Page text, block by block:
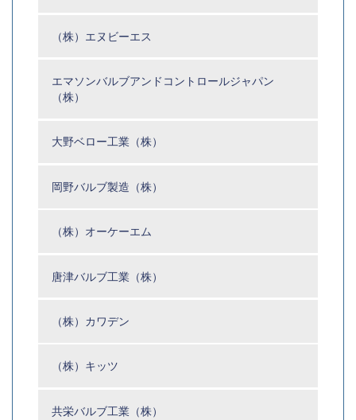
（株）エヌビーエス
エマソンバルブアンドコントロールジャパン
（株）
大野ベロー工業（株）
岡野バルブ製造（株）
（株）オーケーエム
唐津バルブ工業（株）
（株）カワデン
（株）キッツ
共栄バルブ工業（株）